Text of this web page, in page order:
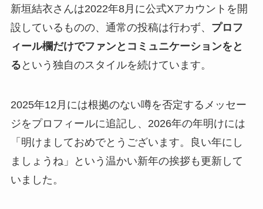
新垣結衣さんは2022年8月に公式Xアカウントを開
設しているものの、通常の投稿は行わず、 プロフ
ィール欄だけでファンとコミュニケーションをと
る という独自のスタイルを続けています。
2025年12月には根拠のない噂を否定するメッセー
ジをプロフィールに追記し、2026年の年明けには
「明けましておめでとうございます。良い年にし
ましょうね」という温かい新年の挨拶も更新して
いました。